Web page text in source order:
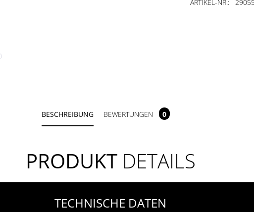
ARTIKEL-NR.:
BESCHREIBUNG BEWERTUNGEN 0
PRODUKTDETAILS
TECHNISCHE DATEN